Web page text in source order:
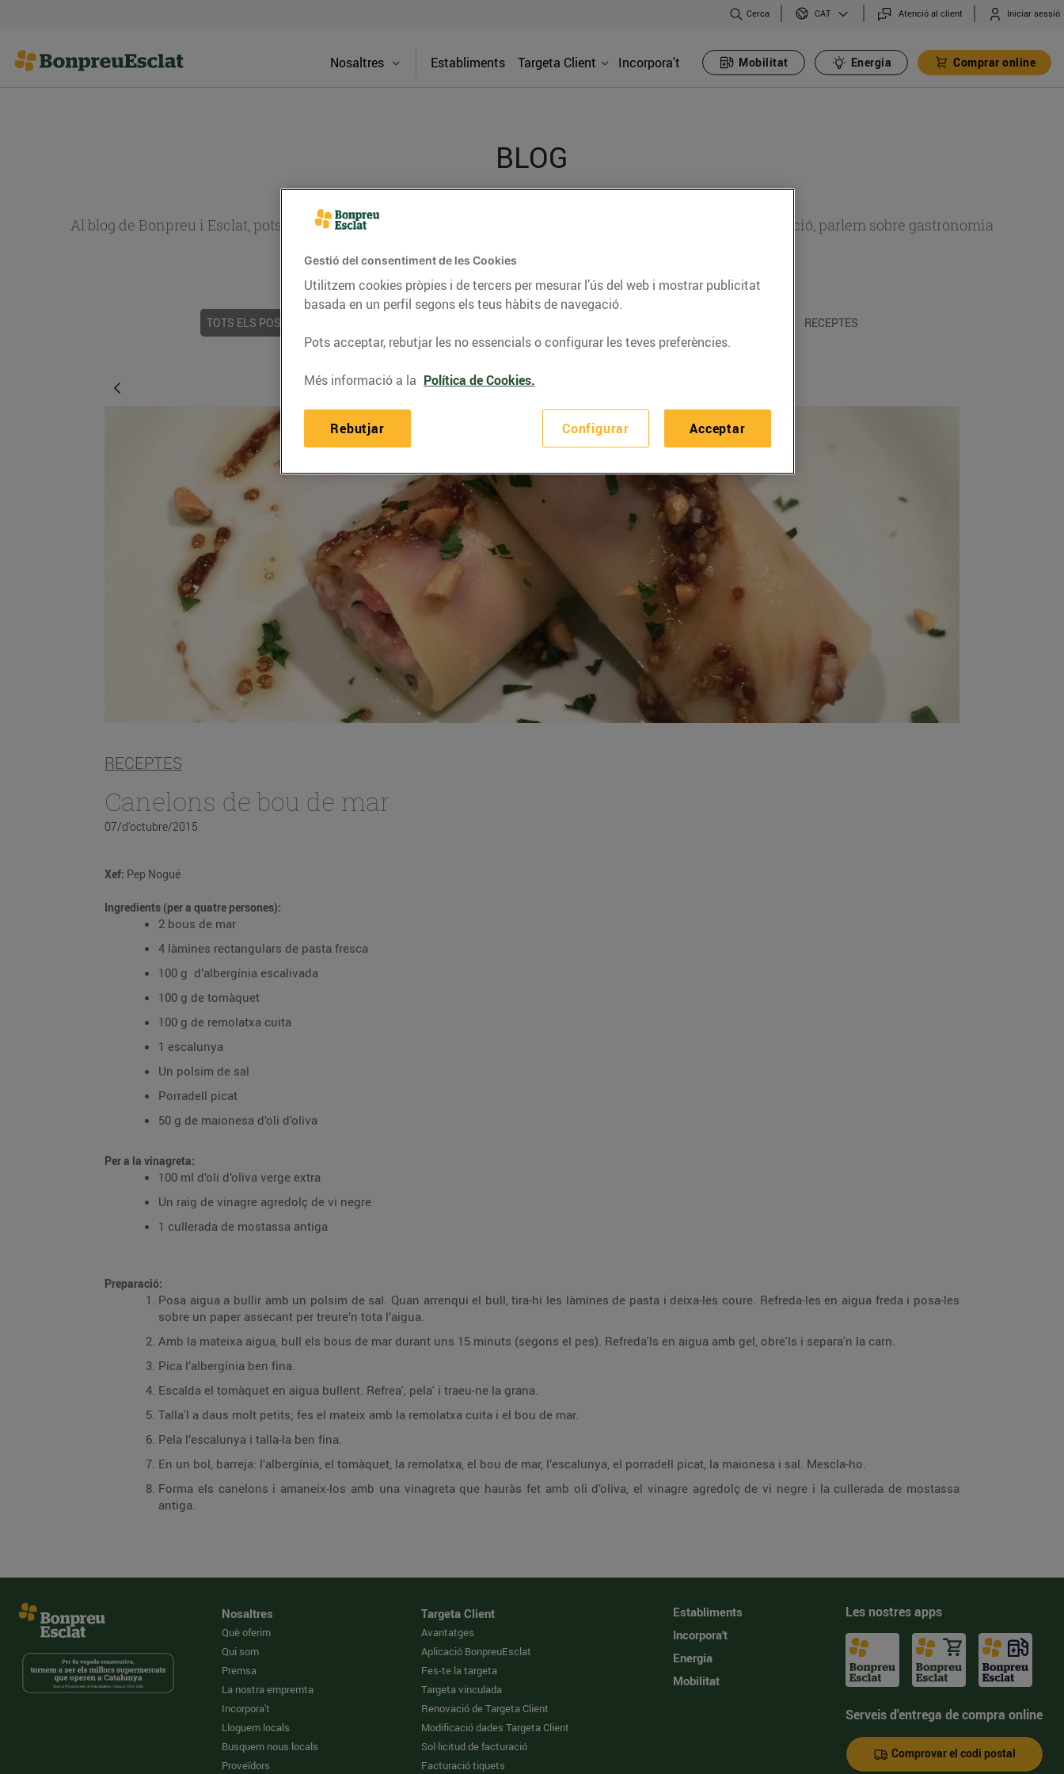
Cerca CAT Atenció al client Iniciar sessió
Nosaltres Establiments Targeta Client Incorpora't Mobilitat Energia Comprar online
BLOG
Al blog de Bonpreu i Esclat, pots trobar receptes, consells nutricionals, informació d’actualitat sobre alimentació, parlem sobre gastronomia
del nostre territori i molts altres temes.
TOTS ELS POSTS RECEPTES
RECEPTES
Canelons de bou de mar
07/d’octubre/2015
Xef: Pep Nogué
Ingredients (per a quatre persones):
2 bous de mar
4 làmines rectangulars de pasta fresca
100 g d’albergínia escalivada
100 g de tomàquet
100 g de remolatxa cuita
1 escalunya
Un polsim de sal
Porradell picat
50 g de maionesa d’oli d’oliva
Per a la vinagreta:
100 ml d’oli d’oliva verge extra
Un raig de vinagre agredolç de vi negre
1 cullerada de mostassa antiga
Preparació:
Posa aigua a bullir amb un polsim de sal. Quan arrenqui el bull, tira-hi les làmines de pasta i deixa-les coure. Refreda-les en aigua freda i posa-les
sobre un paper assecant per treure’n tota l’aigua.
Amb la mateixa aigua, bull els bous de mar durant uns 15 minuts (segons el pes). Refreda'ls en aigua amb gel, obre'ls i separa'n la carn.
Pica l’albergínia ben fina.
Escalda el tomàquet en aigua bullent. Refrea', pela' i traeu-ne la grana.
Talla'l a daus molt petits; fes el mateix amb la remolatxa cuita i el bou de mar.
Pela l’escalunya i talla-la ben fina.
En un bol, barreja: l’albergínia, el tomàquet, la remolatxa, el bou de mar, l’escalunya, el porradell picat, la maionesa i sal. Mescla-ho.
Forma els canelons i amaneix-los amb una vinagreta que hauràs fet amb oli d’oliva, el vinagre agredolç de vi negre i la cullerada de mostassa
antiga.
Nosaltres
Què oferim
Qui som
Premsa
La nostra empremta
Incorpora't
Lloguem locals
Busquem nous locals
Proveïdors
Targeta Client
Avantatges
Aplicació BonpreuEsclat
Fes-te la targeta
Targeta vinculada
Renovació de Targeta Client
Modificació dades Targeta Client
Sol·licitud de facturació
Facturació tiquets
Establiments
Incorpora't
Energia
Mobilitat
Les nostres apps
Serveis d'entrega de compra online
Comprovar el codi postal
Gestió del consentiment de les Cookies
Utilitzem cookies pròpies i de tercers per mesurar l’ús del web i mostrar publicitat
basada en un perfil segons els teus hàbits de navegació.
Pots acceptar, rebutjar les no essencials o configurar les teves preferències.
Més informació a la Política de Cookies.
Configurar
Rebutjar Acceptar